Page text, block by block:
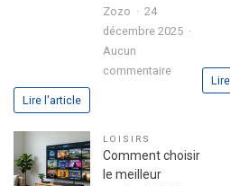
:
parfaite
Zozo
24
décembre 2025
Aucun
commentairesur
Comment
meilleur
Lire l'article
LOISIRS
Comment choisir
le meilleur